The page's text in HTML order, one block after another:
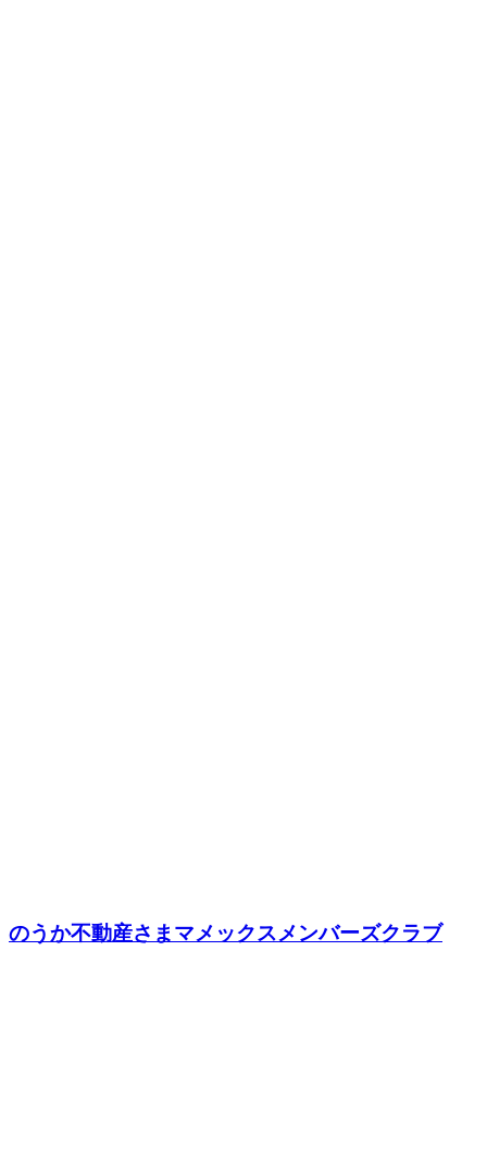
のうか不動産さまマメックスメンバーズクラブ